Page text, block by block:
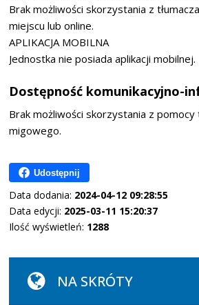
Brak możliwości skorzystania z
miejscu lub online.
APLIKACJA MOBILNA
Jednostka nie posiada aplikacji mobilnej.
Dostępność komunikacyjno-
Brak możliwości skorzystania z pomocy
migowego.
Udostępnij
Data dodania: 2024-04-12 09:28:55
Data edycji: 2025-03-11 15:20:37
Ilość wyświetleń: 1288
NA SKRÓTY